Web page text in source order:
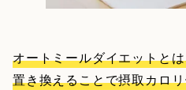
オートミールダイエットと
置き換えることで摂取カロ